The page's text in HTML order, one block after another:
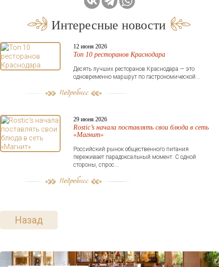
Интересные новости
12 июня 2026
Топ 10 ресторанов Краснодара
Десять лучших ресторанов Краснодара — это
одновременно маршрут по гастрономической...
29 июня 2026
Rostic’s начала поставлять свои блюда в сеть
«Магнит»
Российский рынок общественного питания
переживает парадоксальный момент. С одной
стороны, спрос...
Назад